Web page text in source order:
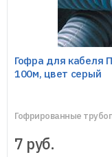
Гофра для кабеля
100м, цвет серый
Гофрированные
7 руб.